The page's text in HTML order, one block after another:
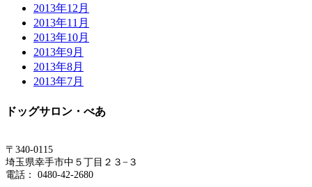
2013年12月
2013年11月
2013年10月
2013年9月
2013年8月
2013年7月
ドッグサロン・べあ
〒340-0115
埼玉県幸手市中５丁目２３−３
電話： 0480-42-2680